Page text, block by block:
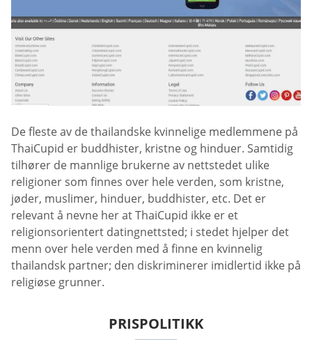
De fleste av de thailandske kvinnelige medlemmene på
ThaiCupid er buddhister, kristne og hinduer. Samtidig
tilhører de mannlige brukerne av nettstedet ulike
religioner som finnes over hele verden, som kristne,
jøder, muslimer, hinduer, buddhister, etc. Det er
relevant å nevne her at ThaiCupid ikke er et
religionsorientert datingnettsted; i stedet hjelper det
menn over hele verden med å finne en kvinnelig
thailandsk partner; den diskriminerer imidlertid ikke på
religiøse grunner.
PRISPOLITIKK